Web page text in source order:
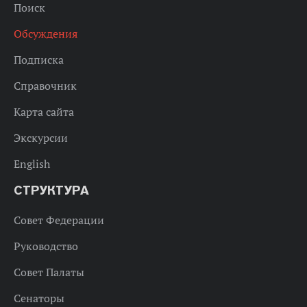
Поиск
Обсуждения
Подписка
Справочник
Карта сайта
Экскурсии
English
СТРУКТУРА
Совет Федерации
Руководство
Совет Палаты
Сенаторы